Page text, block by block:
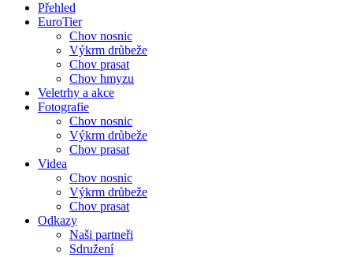
Přehled
EuroTier
Chov nosnic
Výkrm drůbeže
Chov prasat
Chov hmyzu
Veletrhy a akce
Fotografie
Chov nosnic
Výkrm drůbeže
Chov prasat
Videa
Chov nosnic
Výkrm drůbeže
Chov prasat
Odkazy
Naši partneři
Sdružení